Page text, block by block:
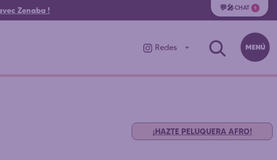
Zenaba !
Redes MENÚ
¡HAZTE PELUQUERA AFRO!
💬🎤CHAT 1